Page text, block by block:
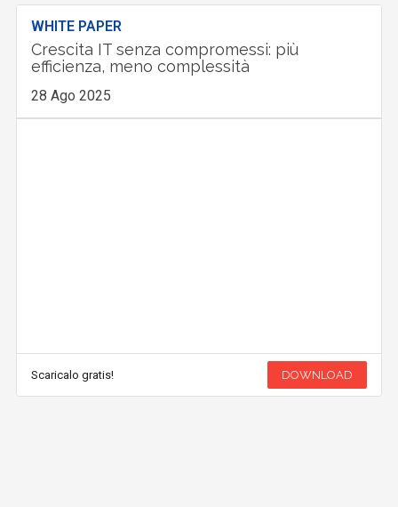
WHITE PAPER
Crescita IT senza compromessi: più
efficienza, meno complessità
28 Ago 2025
Scaricalo gratis! DOWNLOAD